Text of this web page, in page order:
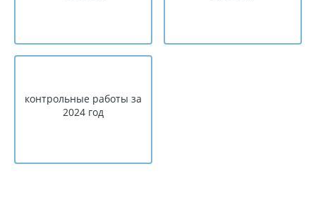
контрольные работы за
2024 год